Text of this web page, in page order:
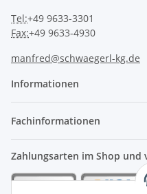
Tel:+49 9633-3301
Fax:+49 9633-4930
manfred@schwaegerl-kg.de
Informationen
Fachinformationen
Zahlungsarten im Shop und